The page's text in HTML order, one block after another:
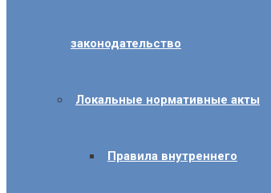
законодательство
Локальные нормативные акты
Правила внутреннего